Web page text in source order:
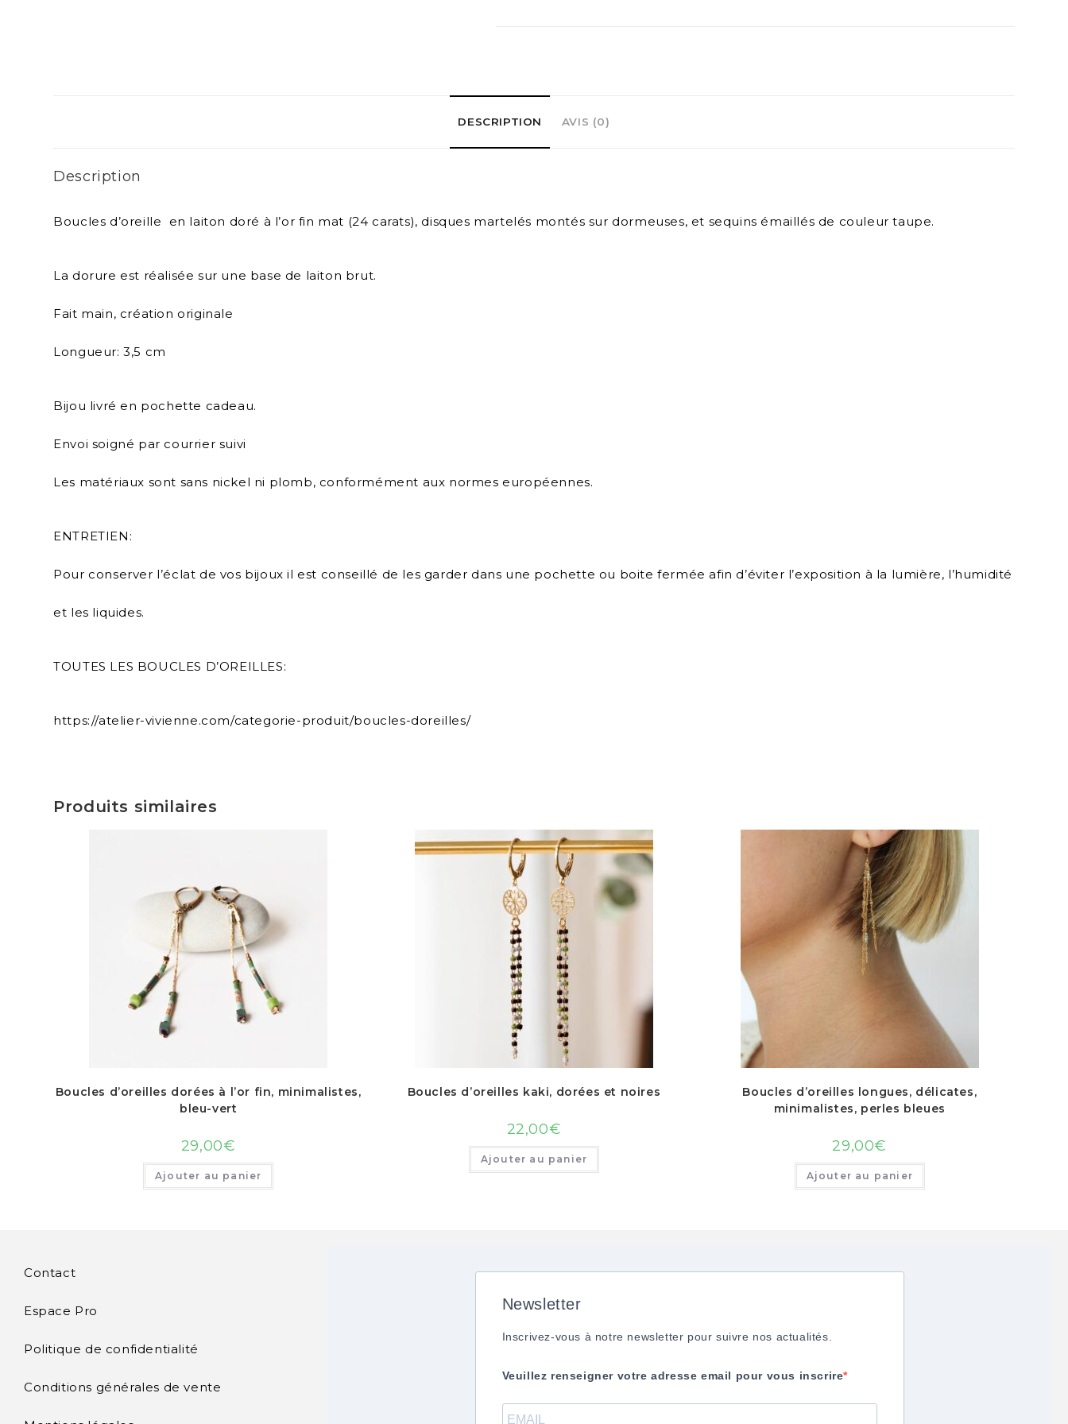
DESCRIPTION AVIS (0)
Description
Boucles d’oreille en laiton doré à l’or fin mat (24 carats), disques martelés montés sur dormeuses, et sequins émaillés de couleur taupe.
La dorure est réalisée sur une base de laiton brut.
Fait main, création originale
Longueur: 3,5 cm
Bijou livré en pochette cadeau.
Envoi soigné par courrier suivi
Les matériaux sont sans nickel ni plomb, conformément aux normes européennes.
ENTRETIEN:
Pour conserver l’éclat de vos bijoux il est conseillé de les garder dans une pochette ou boite fermée afin d’éviter l’exposition à la lumière, l’humidité
et les liquides.
TOUTES LES BOUCLES D’OREILLES:
https://atelier-vivienne.com/categorie-produit/boucles-doreilles/
Produits similaires
Boucles d’oreilles dorées à l’or fin, minimalistes,
bleu-vert
29,00€
Ajouter au panier
Boucles d’oreilles kaki, dorées et noires
22,00€
Ajouter au panier
Boucles d’oreilles longues, délicates,
minimalistes, perles bleues
29,00€
Ajouter au panier
Contact
Espace Pro
Politique de confidentialité
Conditions générales de vente
Newsletter
Inscrivez-vous à notre newsletter pour suivre nos actualités.
Veuillez renseigner votre adresse email pour vous inscrire